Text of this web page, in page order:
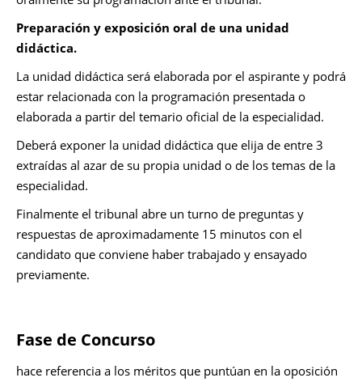
Preparación y exposición oral de una unidad
didáctica.
La unidad didáctica será elaborada por el aspirante y podrá
estar relacionada con la programación presentada o
elaborada a partir del temario oficial de la especialidad.
Deberá exponer la unidad didáctica que elija de entre 3
extraídas al azar de su propia unidad o de los temas de la
especialidad.
Finalmente el tribunal abre un turno de preguntas y
respuestas de aproximadamente 15 minutos con el
candidato que conviene haber trabajado y ensayado
previamente.
Fase de Concurso
hace referencia a los méritos que puntúan en la oposición